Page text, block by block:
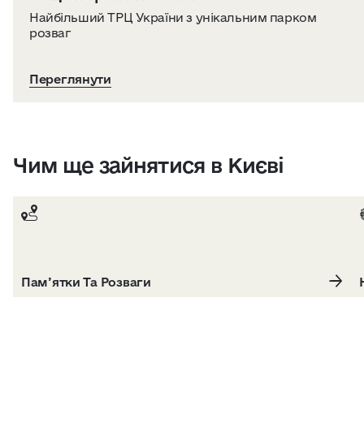
Найбільший ТРЦ України з унікальним парком
розваг
Переглянути
Чим ще зайнятися в Києві
Пам’ятки Та Розваги